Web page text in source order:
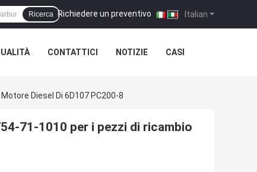
Italian
Richiedere un preventivo |
Ricerca
CONTATTICI NOTIZIE CASI
Diesel Di 6D107 PC200-8
71-1010 per i pezzi di ricambio